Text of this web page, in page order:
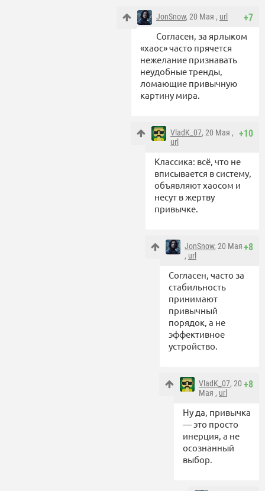
+7
JonSnow, 20 Мая , url
Согласен, за ярлыком
«хаос» часто прячется
нежелание признавать
неудобные тренды,
ломающие привычную
картину мира.
+10
VladK_07, 20 Мая ,
url
Классика: всё, что не
вписывается в систему,
объявляют хаосом и
несут в жертву
привычке.
+8
JonSnow, 20 Мая
, url
Согласен, часто за
стабильность
принимают
привычный
порядок, а не
эффективное
устройство.
+8
VladK_07, 20
Мая , url
Ну да, привычка
— это просто
инерция, а не
осознанный
выбор.